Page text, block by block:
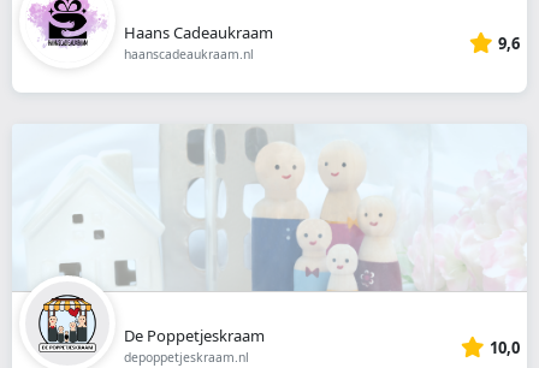
Haans Cadeaukraam
haanscadeaukraam.nl 9,6
De Poppetjeskraam
depoppetjeskraam.nl 10,0